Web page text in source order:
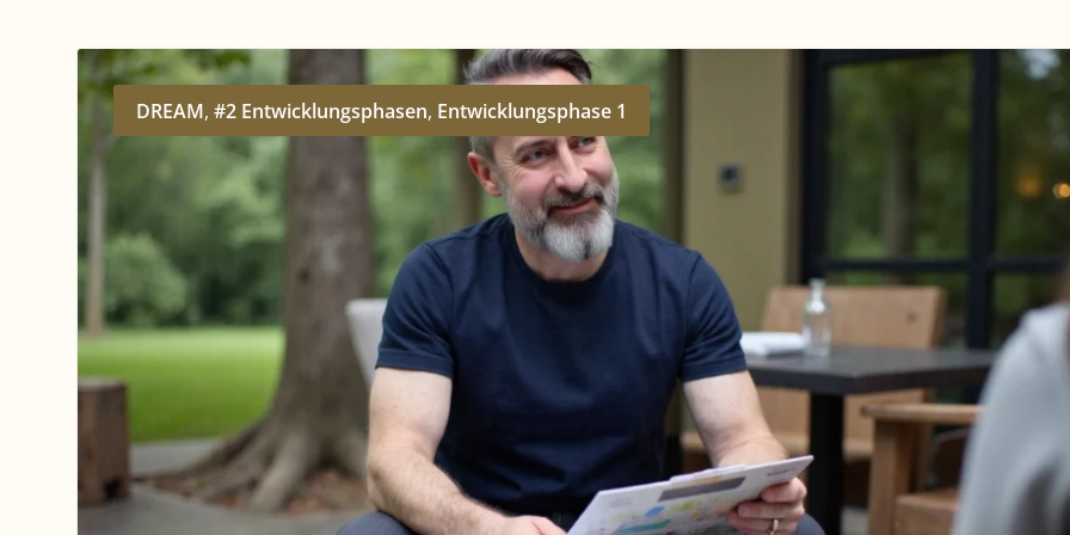
DREAM,#2 Entwicklungsphasen, Entwicklungsphase 1